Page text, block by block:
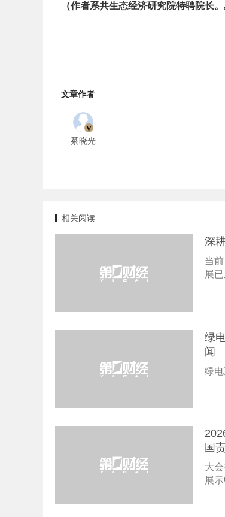
（作者系共生态经济研究院特聘院长
文章作者
綦晓光
相关阅读
深
当
展
绿
闻
绿
国
大
展